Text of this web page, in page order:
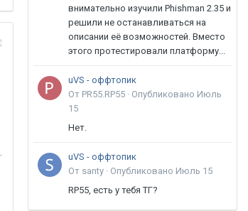
внимательно изучили Phishman 2.35 и
решили не останавливаться на
описании её возможностей. Вместо
этого протестировали платформу...
uVS - оффтопик
От PR55.RP55 · Опубликовано Июль
15
Нет.
uVS - оффтопик
От santy · Опубликовано Июль 15
RP55, есть у тебя ТГ?